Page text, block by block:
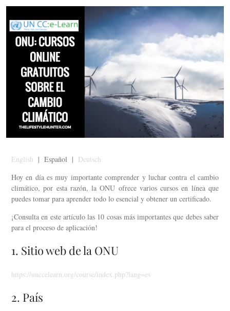
English | Español | Deutsch
Hoy en día es muy importante comprender y luchar contra el cambio
climático, por esta razón, la ONU ofrece varios cursos en línea que
puedes tomar para aprender todo lo esencial y obtener un certificado.
¡Consulta en este artículo las 10 cosas más importantes que debes saber
para el proceso de aplicación!
1. Sitio web de la ONU
https://unccelearn.org/course/index.php?lang=es
2. País